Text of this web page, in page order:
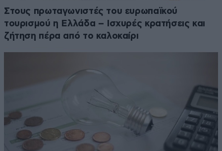
Στους πρωταγωνιστές του ευρωπαϊκού
τουρισμού η Ελλάδα – Ισχυρές κρατήσεις και
ζήτηση πέρα από το καλοκαίρι